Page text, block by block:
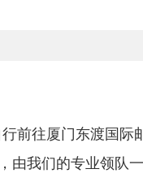
门东渡国际邮
由我们的专业领队